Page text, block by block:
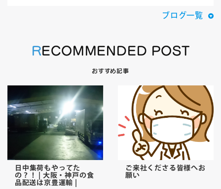
ブログ一覧
RECOMMENDED POST
おすすめ記事
日中集荷もやってた
の？！ | 大阪・神戸の食
品配送は京豊運輸 |
ご来社くださる皆様へお
願い